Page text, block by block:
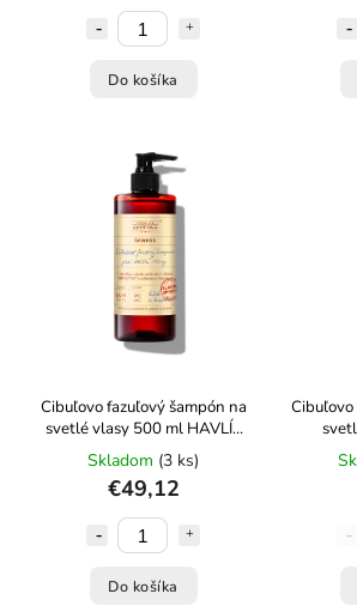
Do košíka
Cibuľovo fazuľový šampón na
svetlé vlasy 500 ml HAVLÍK
APOTÉKA
Skladom (3 ks)
€49,12
Do košíka
Cibuľovo